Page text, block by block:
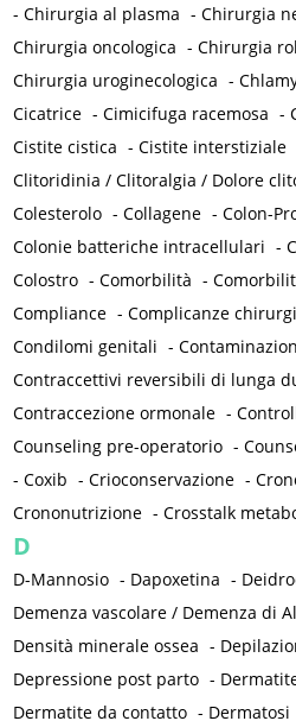
-Chirurgia al plasma -Chirurgia
Chirurgia oncologica -Chirurgia
Chirurgia uroginecologica -
Cicatrice -Cimicifuga racemosa -
Cistite cistica -Cistite interstiziale
Clitoridinia / Clitoralgia / Dolore
Colesterolo -Collagene -Colon-
Colonie batteriche intracellulari -
Colostro -Comorbilità -
Compliance -Complicanze
Condilomi genitali -
Contraccettivi reversibili di lunga
Contraccezione ormonale -
Counseling pre-operatorio -
-Coxib -Crioconservazione -
Crononutrizione -Crosstalk
D
D-Mannosio - Dapoxetina -
Demenza vascolare / Demenza di
Densità minerale ossea -
Depressione post parto -
Dermatite da contatto - Dermatosi